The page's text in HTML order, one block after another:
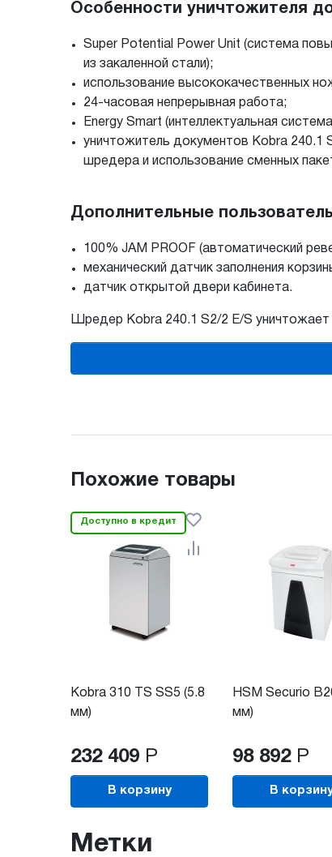
Особенности уничтожителя
Super Potential Power Unit (система
из закаленной стали);
использование высококачественных
24-часовая непрерывная работа;
Energy Smart (интеллектуальная
уничтожитель документов Kobra 240.1
шредера и использование сменных
Дополнительные
100% JAM PROOF (автоматический
механический датчик заполнения
датчик открытой двери кабинета.
Шредер Kobra 240.1 S2/2 E/S
Похожие товары
Доступно в кредит
Kobra 310 TS SS5 (5.8
мм)
232 409 Р
В корзину
HSM Securio
мм)
98 892 Р
В
Метки